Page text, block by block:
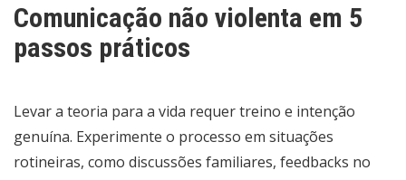
Comunicação não violenta em 5
passos práticos
Levar a teoria para a vida requer treino e intenção
genuína. Experimente o processo em situações
rotineiras, como discussões familiares, feedbacks no